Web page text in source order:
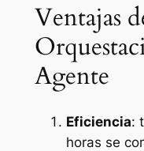
Ventajas
Agente
Eficiencia:
horas se